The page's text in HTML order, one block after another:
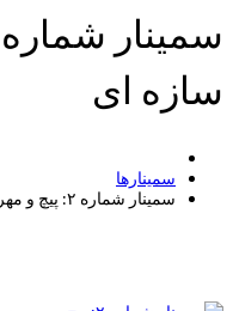
سازه ای
سمینارها
سمینار شماره ۲: پیچ و مهره سازه ای